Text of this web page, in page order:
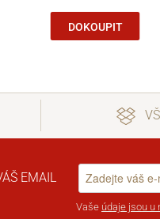
DOKOUPIT
EMAIL
Vaše údaje jsou u